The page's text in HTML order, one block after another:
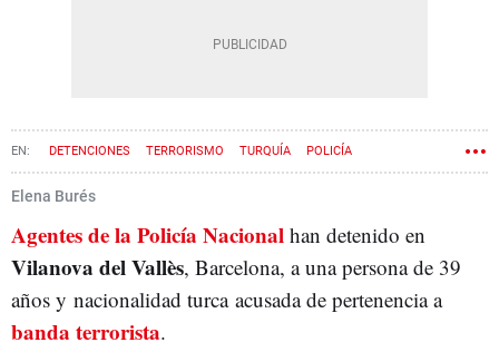
DETENCIONES TERRORISMO TURQUÍA POLICÍA
Elena Burés
Agentes de la Policía Nacional han detenido en
Vilanova del Vallès, Barcelona, a una persona de 39
años y nacionalidad turca acusada de pertenencia a
banda terrorista.